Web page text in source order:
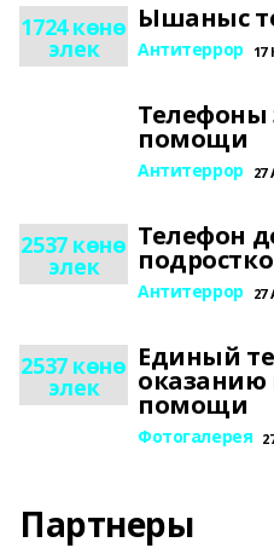
1724 көнө
элек
Ышаныс
Антитеррор 17
Телефоны
помощи
Антитеррор 27
2537 көнө
элек
Телефон
Антитеррор 27
2537 көнө
элек
Единый
оказанию
помощи
Фотогалерея
Партнеры